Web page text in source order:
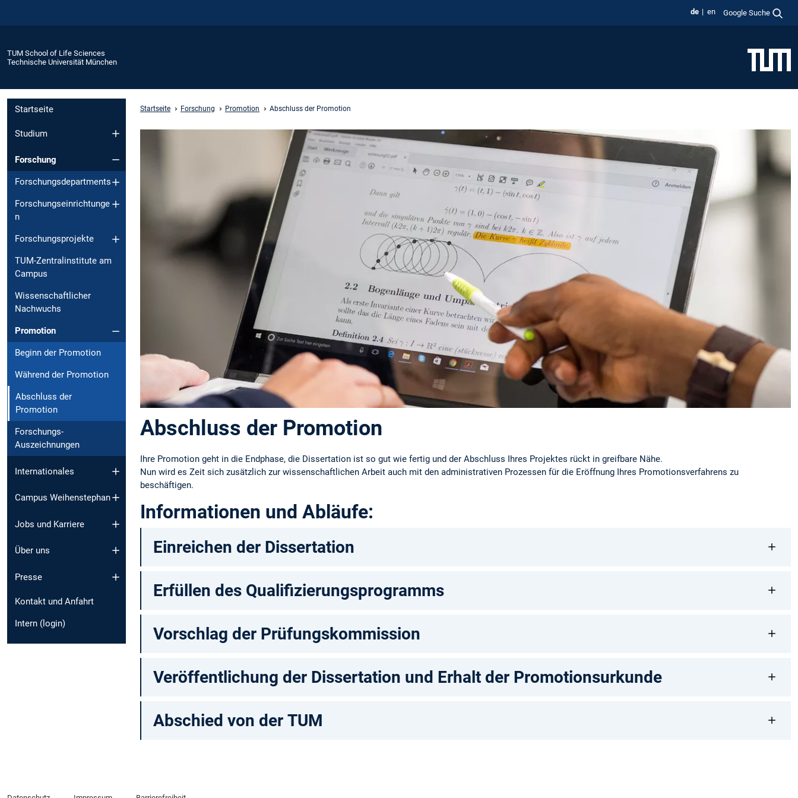
de en Google Suche
TUM School of Life Sciences
Technische Universität München
Startseite
Studium
Forschung
Forschungsdepartments
Forschungseinrichtunge
n
Forschungsprojekte
TUM-Zentralinstitute am
Campus
Wissenschaftlicher
Nachwuchs
Promotion
Beginn der Promotion
Während der Promotion
Abschluss der
Promotion
Forschungs-
Auszeichnungen
Internationales
Campus Weihenstephan
Jobs und Karriere
Über uns
Presse
Kontakt und Anfahrt
Intern (login)
Startseite Forschung Promotion Abschluss der Promotion
Abschluss der Promotion
Ihre Promotion geht in die Endphase, die Dissertation ist so gut wie fertig und der Abschluss Ihres Projektes rückt in greifbare Nähe.
Nun wird es Zeit sich zusätzlich zur wissenschaftlichen Arbeit auch mit den administrativen Prozessen für die Eröffnung Ihres Promotionsverfahrens zu
beschäftigen.
Informationen und Abläufe:
Einreichen der Dissertation
Erfüllen des Qualifizierungsprogramms
Vorschlag der Prüfungskommission
Veröffentlichung der Dissertation und Erhalt der Promotionsurkunde
Abschied von der TUM